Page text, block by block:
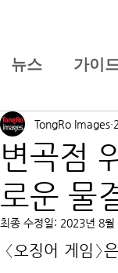
뉴스 가이
변곡점
로운 물
TongRo Images
최종 수정일: 2023년 8월